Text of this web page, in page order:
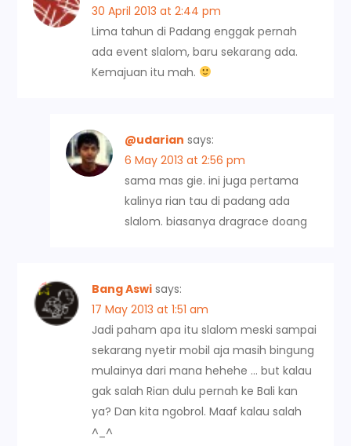
30 April 2013 at 2:44 pm
Lima tahun di Padang enggak pernah
ada event slalom, baru sekarang ada.
Kemajuan itu mah.
@udarian says:
6 May 2013 at 2:56 pm
sama mas gie. ini juga pertama
kalinya rian tau di padang ada
slalom. biasanya dragrace doang
Bang Aswi says:
17 May 2013 at 1:51 am
Jadi paham apa itu slalom meski sampai
sekarang nyetir mobil aja masih bingung
mulainya dari mana hehehe … but kalau
gak salah Rian dulu pernah ke Bali kan
ya? Dan kita ngobrol. Maaf kalau salah
^_^